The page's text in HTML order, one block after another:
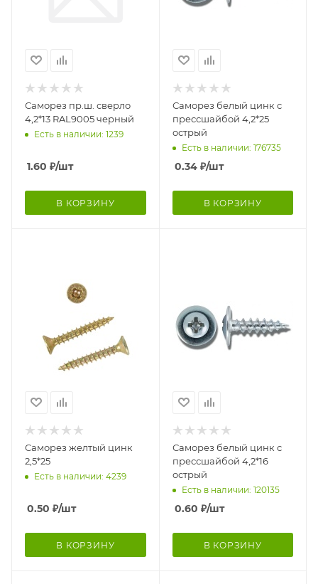
Саморез пр.ш. сверло
4,2*13 RAL9005 черный
Есть в наличии: 1239
1.60 ₽/шт
В КОРЗИНУ
Саморез белый цинк с
прессшайбой 4,2*25
острый
Есть в наличии: 176735
0.34₽/шт
В КОРЗИНУ
Саморез желтый цинк
2,5*25
Есть в наличии: 4239
0.50 ₽/шт
В КОРЗИНУ
Саморез белый цинк с
прессшайбой 4,2*16
острый
Есть в наличии: 120135
0.60 ₽/шт
В КОРЗИНУ